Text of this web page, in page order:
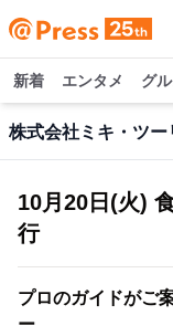
新着 エンタメ グ
株式会社ミキ・ツー
10月20日(火)
行
プロのガイドがご